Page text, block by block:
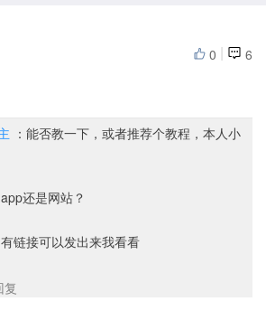
0 | 6
：能否教一下，或者推荐个教程，本人小
还是网站？
链接可以发出来我看看